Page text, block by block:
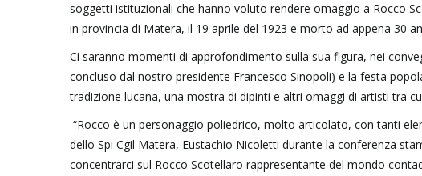
soggetti istituzionali che hanno voluto rendere omaggio a Rocco
in provincia di Matera, il 19 aprile del 1923 e morto ad appena 30
Ci saranno momenti di approfondimento sulla sua figura, nei
concluso dal nostro presidente Francesco Sinopoli) e la festa
tradizione lucana, una mostra di dipinti e altri omaggi di artisti tra
“Rocco è un personaggio poliedrico, molto articolato, con tanti
dello Spi Cgil Matera, Eustachio Nicoletti durante la conferenza
concentrarci sul Rocco Scotellaro rappresentante del mondo